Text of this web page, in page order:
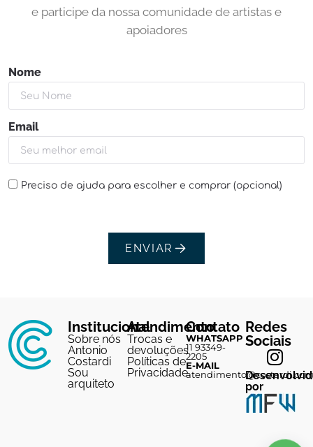
e participe da nossa comunidade de artistas e
apoiadores
Nome
Email
Preciso de ajuda para escolher e comprar (opcional)
ENVIAR
Institucional
Sobre nós
Antonio
Costardi
Sou
arquiteto
Atendimento
Trocas e
devoluções
Políticas de
Privacidade
Contato
WHATSAPP
11 93349-
2205
E-MAIL
Redes
Sociais
por